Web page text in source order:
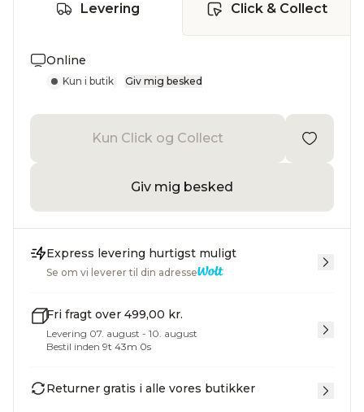
Levering Click & Collect
Online
Kun i butik Giv mig besked
Kun Click og Collect
Giv mig besked
Express levering hurtigst muligt
Se om vi leverer til din adresse
Fri fragt over 499,00 kr.
Levering 07. august - 10. august
Bestil inden 9t 43m 0s
Returner gratis i alle vores butikker